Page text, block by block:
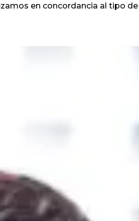
en concordancia al tipo